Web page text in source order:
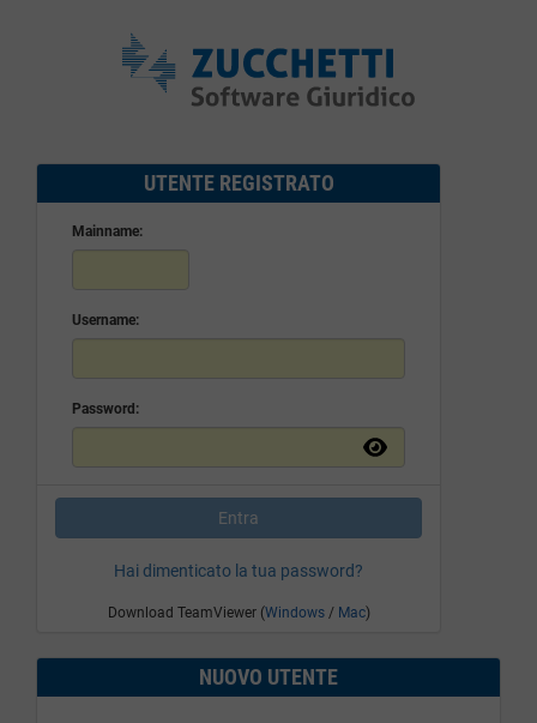
UTENTE REGISTRATO
Mainname:
Username:
Password:
Entra
Hai dimenticato la tua password?
Download TeamViewer (Windows/ Mac)
NUOVO UTENTE